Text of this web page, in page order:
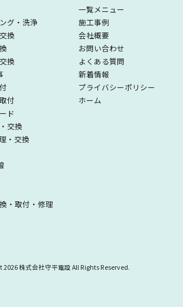
グ・洗浄
換
換
付
ド
交換
・交換
・取付・修理
一覧メニュー
施工事例
会社概要
お問い合わせ
よくある質問
新着情報
プライバシーポリシー
ホーム
2026 株式会社守平電設 All Rights Reserved.